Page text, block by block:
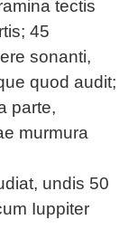
tectis
45
sonanti,
quod audit;
parte,
murmura
undis 50
Iuppiter